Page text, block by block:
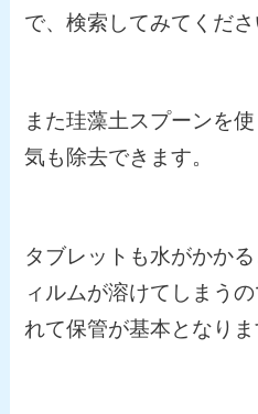
で、検索してみてくださ
また珪藻土スプーンを
気も除去できます。
タブレットも水がかか
ィルムが溶けてしまう
れて保管が基本となりま